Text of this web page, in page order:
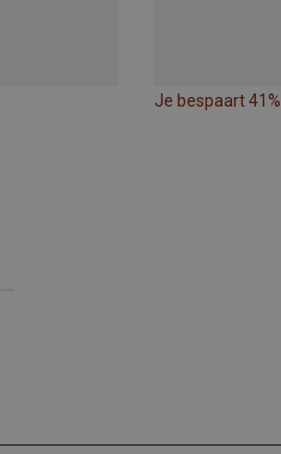
Je bespaart 41%